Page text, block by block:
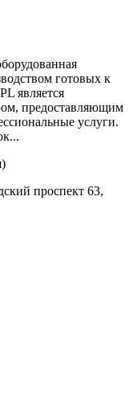
готовых к
является
предоставляющим
услуги.
проспект 63,